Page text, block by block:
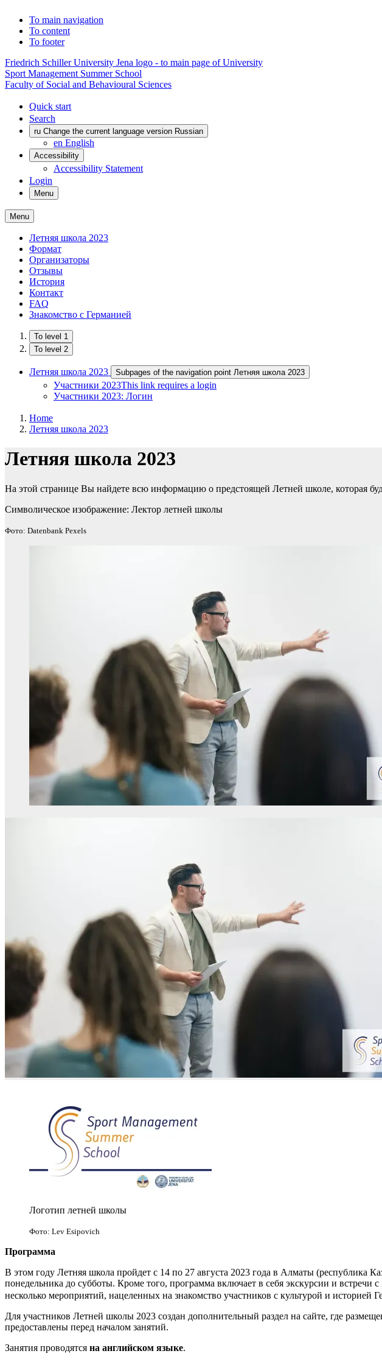
To main navigation
To content
To footer
Friedrich Schiller University Jena logo - to main page of University
Sport Management Summer School
Faculty of Social and Behavioural Sciences
Quick start
Search
ru Change the current language version Russian
en English
Accessibility
Accessibility Statement
Login
Menu
Menu
Летняя школа 2023
Формат
Организаторы
Отзывы
История
Контакт
FAQ
Знакомство с Германией
To level 1
To level 2
Летняя школа 2023 Subpages of the navigation point Летняя школа 2023
Участники 2023This link requires a login
Участники 2023: Логин
Home
Летняя школа 2023
​Летняя школа 2023
На этой странице В​ы найдете всю информацию о предстоящей Летней школе, которая
Символическое изображение: Лектор летней школы
Фото: Datenbank Pexels
Логотип летней школы
Фото: Lev Esipovich
Программа
В этом году Летняя школа пройдет с 14 по 27 августа 2023 года в Алматы
понедельника до субботы. Кроме того, программа включает в себя экскурсии и
несколько мероприятий, нацеленных на знакомство участников с культурой и
Для участников Летней школы 2023 создан дополнительный раздел на сайте, где
предоставлены перед началом занятий.
Занятия проводятся на английском языке.